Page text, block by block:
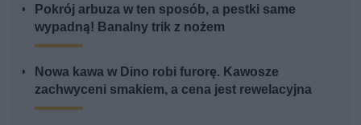
Pokrój arbuza w ten sposób, a pestki same
wypadną! Banalny trik z nożem
Nowa kawa w Dino robi furorę. Kawosze
zachwyceni smakiem, a cena jest rewelacyjna